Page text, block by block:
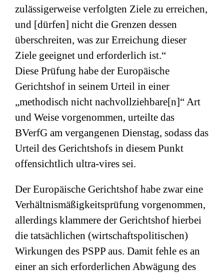
zulässigerweise verfolgten Ziele zu erreichen,
und [dürfen] nicht die Grenzen dessen
überschreiten, was zur Erreichung dieser
Ziele geeignet und erforderlich ist.“
Diese Prüfung habe der Europäische
Gerichtshof in seinem Urteil in einer
„methodisch nicht nachvollziehbare[n]“ Art
und Weise vorgenommen, urteilte das
BVerfG am vergangenen Dienstag, sodass das
Urteil des Gerichtshofs in diesem Punkt
offensichtlich ultra-vires sei.
Der Europäische Gerichtshof habe zwar eine
Verhältnismäßigkeitsprüfung vorgenommen,
allerdings klammere der Gerichtshof hierbei
die tatsächlichen (wirtschaftspolitischen)
Wirkungen des PSPP aus. Damit fehle es an
einer an sich erforderlichen Abwägung des